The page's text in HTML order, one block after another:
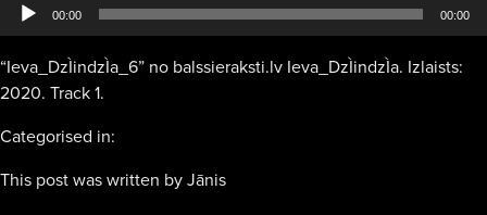
00:00 00:00
“Ieva_DzÌindzÌa_6” no balssieraksti.lv Ieva_DzÌindzÌa. Izlaists:
2020. Track 1.
Categorised in:
This post was written by Jānis